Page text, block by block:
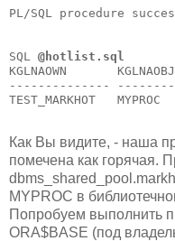
PL/SQL procedure
SQL @hotlist.sql
KGLNAOWN
--------------
TEST_MARKHOT
Как Вы видите, - наша
помечена как горячая.
MYPROC в
Попробуем выполнить
ORA$BASE (под